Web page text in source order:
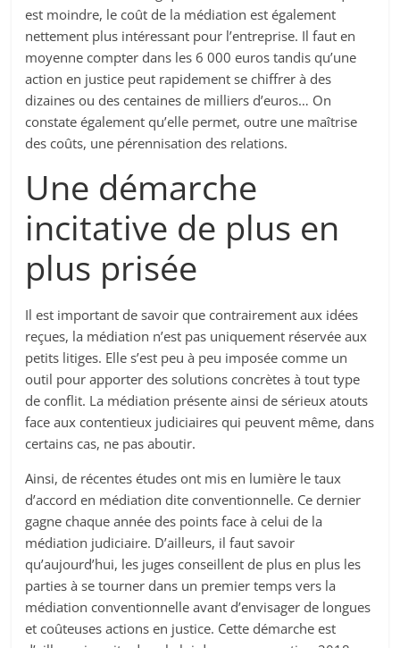
est moindre, le coût de la médiation est également
nettement plus intéressant pour l’entreprise. Il faut en
moyenne compter dans les 6 000 euros tandis qu’une
action en justice peut rapidement se chiffrer à des
dizaines ou des centaines de milliers d’euros… On
constate également qu’elle permet, outre une maîtrise
des coûts, une pérennisation des relations.
Une démarche
incitative de plus en
plus prisée
Il est important de savoir que contrairement aux idées
reçues, la médiation n’est pas uniquement réservée aux
petits litiges. Elle s’est peu à peu imposée comme un
outil pour apporter des solutions concrètes à tout type
de conflit. La médiation présente ainsi de sérieux atouts
face aux contentieux judiciaires qui peuvent même, dans
certains cas, ne pas aboutir.
Ainsi, de récentes études ont mis en lumière le taux
d’accord en médiation dite conventionnelle. Ce dernier
gagne chaque année des points face à celui de la
médiation judiciaire. D’ailleurs, il faut savoir
qu’aujourd’hui, les juges conseillent de plus en plus les
parties à se tourner dans un premier temps vers la
médiation conventionnelle avant d’envisager de longues
et coûteuses actions en justice. Cette démarche est